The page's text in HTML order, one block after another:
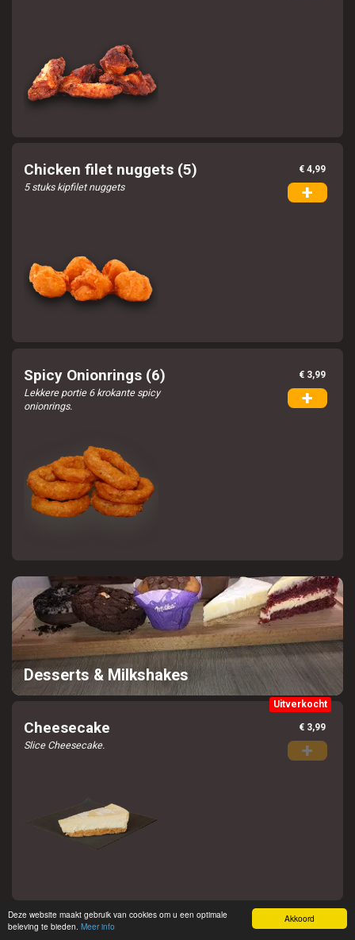
Akkoord
Deze website maakt gebruik van cookies om u een optimale
beleving te bieden. Meer info
Chicken filet nuggets (5)
5 stuks kipfilet nuggets
€ 4,99
+
Spicy Onionrings (6)
Lekkere portie 6 krokante spicy
onionrings.
€ 3,99
+
Desserts & Milkshakes
Uitverkocht
Cheesecake
Slice Cheesecake.
€ 3,99
+
Chocolate Mousse € 2,49